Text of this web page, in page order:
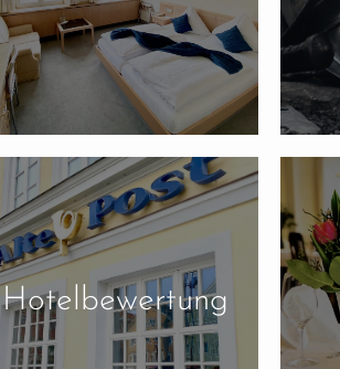
Hotelbewertung